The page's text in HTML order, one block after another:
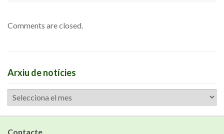
Comments are closed.
Arxiu de notícies
Arxiu
de
notícies
Contacte